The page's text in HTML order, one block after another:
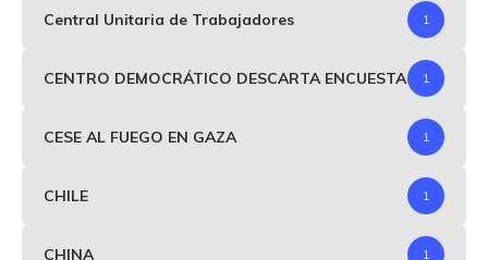
Central Unitaria de Trabajadores 1
CENTRO DEMOCRÁTICO DESCARTA ENCUESTA 1
CESE AL FUEGO EN GAZA 1
CHILE 1
CHINA 1